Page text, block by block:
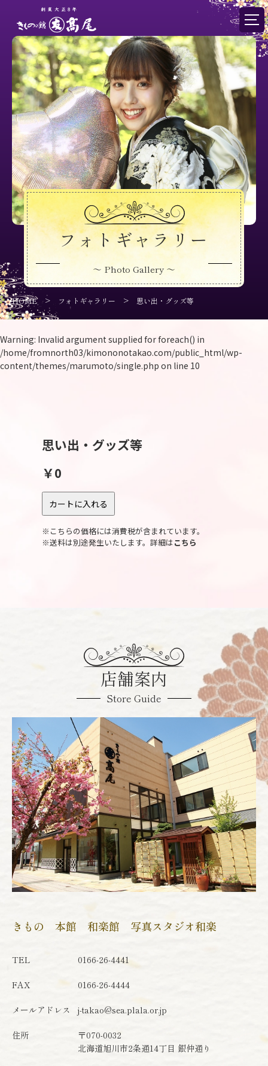
フォトギャラリー
～ Photo Gallery ～
HOME > フォトギャラリー > 思い出・グッズ等
Warning: Invalid argument supplied for foreach() in
/home/fromnorth03/kimononotakao.com/public_html/wp-
content/themes/marumoto/single.php on line 10
思い出・グッズ等
￥0
※こちらの価格には消費税が含まれています。
※送料は別途発生いたします。詳細はこちら
店舗案内
Store Guide
きもの 本館 和楽館 写真スタジオ和楽
TEL 0166-26-4441
FAX 0166-26-4444
メールアドレス j-takao@sea.plala.or.jp
住所
〒070-0032
北海道旭川市2条通14丁目 銀仲通り